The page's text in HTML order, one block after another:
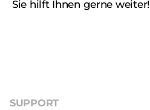
Sie hilft Ihnen gerne weiter!
SUPPORT